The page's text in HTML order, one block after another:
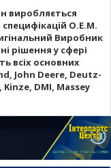
виробляється
O.E.M.
Виробник
рішення у сфері
всіх основних
John Deere, Deutz-
Kinze, DMI, Massey